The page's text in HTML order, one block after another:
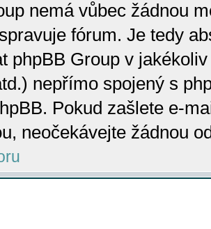
nemá vůbec žádnou
fórum. Je tedy
phpBB Group v
nepřímo spojený s
Pokud zašlete e-
neočekávejte žádnou